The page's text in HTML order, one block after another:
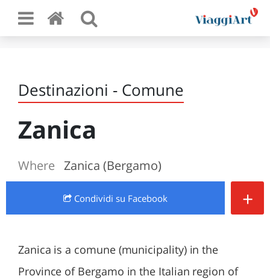
Destinazioni - Comune
Zanica
Where Zanica (Bergamo)
Condividi su Facebook +
Zanica is a comune (municipality) in the
Province of Bergamo in the Italian region of